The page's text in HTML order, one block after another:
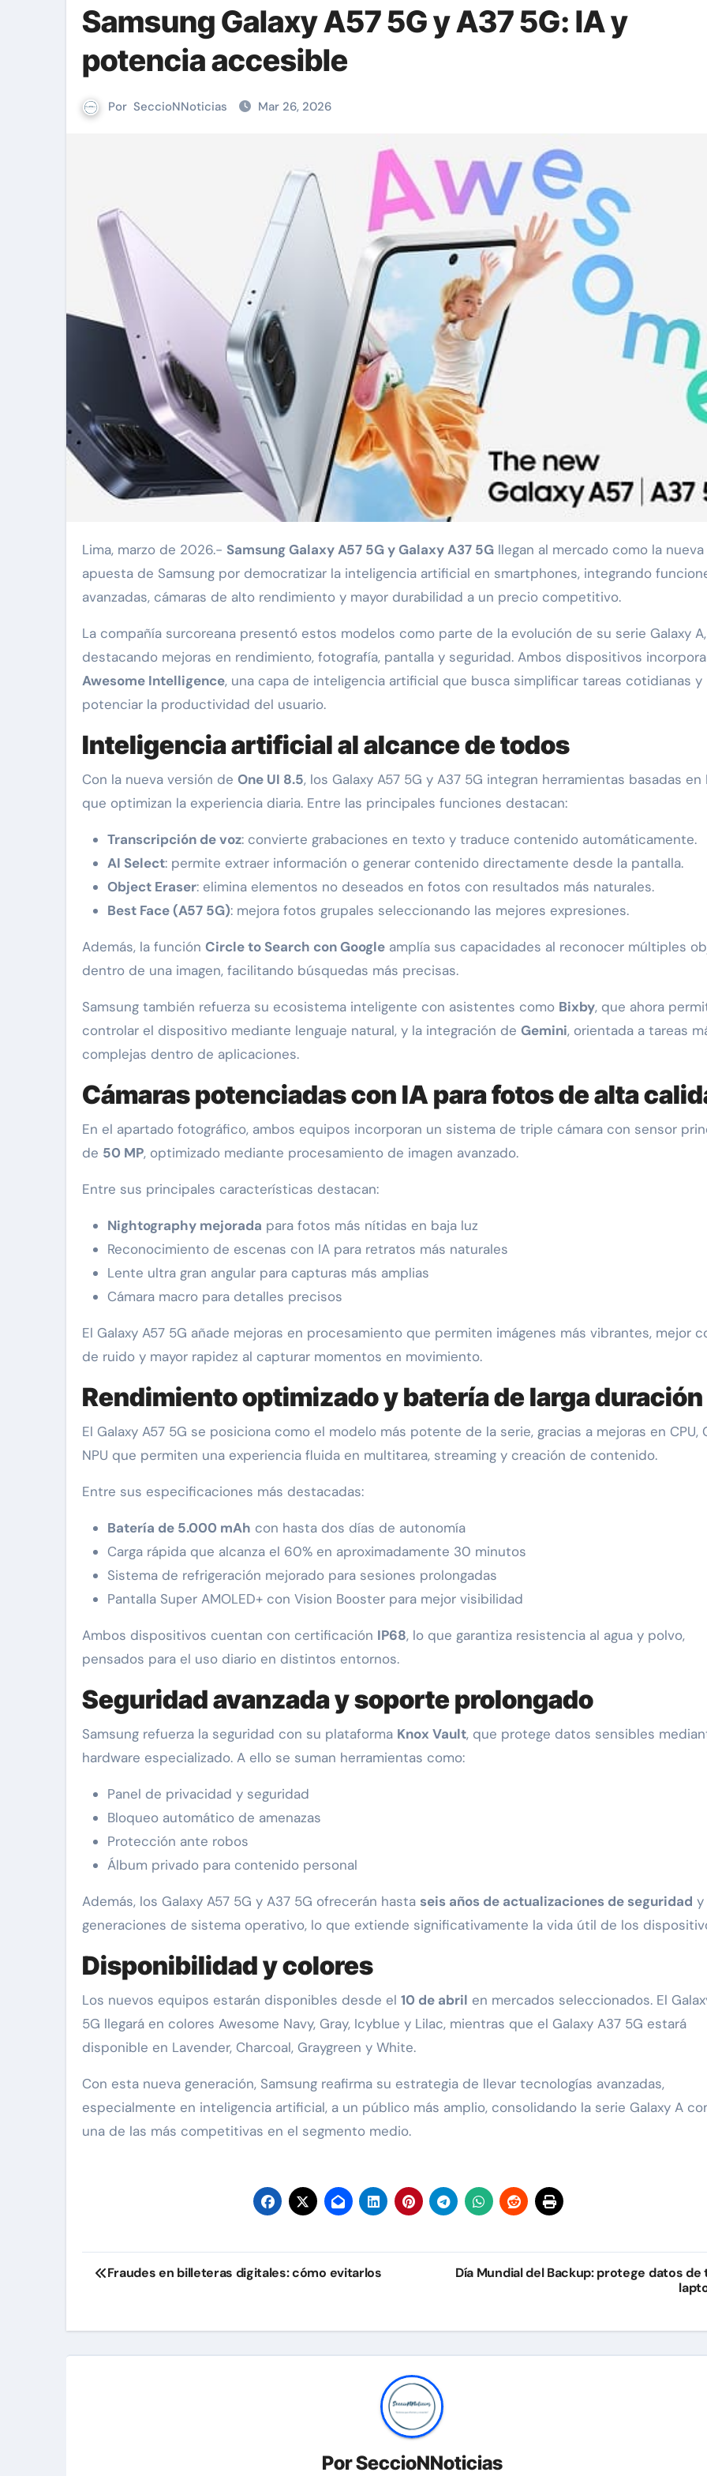
Samsung Galaxy A57 5G y A37 5G: IA y
potencia accesible
Por SeccioNNoticias Mar 26, 2026
Lima, marzo de 2026.- Samsung Galaxy A57 5G y Galaxy A37 5G llegan al mercado como la nueva
apuesta de Samsung por democratizar la inteligencia artificial en smartphones, integrando
avanzadas, cámaras de alto rendimiento y mayor durabilidad a un precio competitivo.
La compañía surcoreana presentó estos modelos como parte de la evolución de su serie Galaxy A,
destacando mejoras en rendimiento, fotografía, pantalla y seguridad. Ambos dispositivos
Awesome Intelligence, una capa de inteligencia artificial que busca simplificar tareas cotidianas y
potenciar la productividad del usuario.
Inteligencia artificial al alcance de todos
Con la nueva versión de One UI 8.5, los Galaxy A57 5G y A37 5G integran herramientas basadas en
que optimizan la experiencia diaria. Entre las principales funciones destacan:
Transcripción de voz: convierte grabaciones en texto y traduce contenido automáticamente.
AI Select: permite extraer información o generar contenido directamente desde la pantalla.
Object Eraser: elimina elementos no deseados en fotos con resultados más naturales.
Best Face (A57 5G): mejora fotos grupales seleccionando las mejores expresiones.
Además, la función Circle to Search con Google amplía sus capacidades al reconocer múltiples
dentro de una imagen, facilitando búsquedas más precisas.
Samsung también refuerza su ecosistema inteligente con asistentes como Bixby, que ahora
controlar el dispositivo mediante lenguaje natural, y la integración de Gemini, orientada a tareas
complejas dentro de aplicaciones.
Cámaras potenciadas con IA para fotos de alta
En el apartado fotográfico, ambos equipos incorporan un sistema de triple cámara con sensor
de 50 MP, optimizado mediante procesamiento de imagen avanzado.
Entre sus principales características destacan:
Nightography mejorada para fotos más nítidas en baja luz
Reconocimiento de escenas con IA para retratos más naturales
Lente ultra gran angular para capturas más amplias
Cámara macro para detalles precisos
El Galaxy A57 5G añade mejoras en procesamiento que permiten imágenes más vibrantes, mejor
de ruido y mayor rapidez al capturar momentos en movimiento.
Rendimiento optimizado y batería de larga duración
El Galaxy A57 5G se posiciona como el modelo más potente de la serie, gracias a mejoras en CPU,
NPU que permiten una experiencia fluida en multitarea, streaming y creación de contenido.
Entre sus especificaciones más destacadas:
Batería de 5.000 mAh con hasta dos días de autonomía
Carga rápida que alcanza el 60% en aproximadamente 30 minutos
Sistema de refrigeración mejorado para sesiones prolongadas
Pantalla Super AMOLED+ con Vision Booster para mejor visibilidad
Ambos dispositivos cuentan con certificación IP68, lo que garantiza resistencia al agua y polvo,
pensados para el uso diario en distintos entornos.
Seguridad avanzada y soporte prolongado
Samsung refuerza la seguridad con su plataforma Knox Vault, que protege datos sensibles
hardware especializado. A ello se suman herramientas como:
Panel de privacidad y seguridad
Bloqueo automático de amenazas
Protección ante robos
Álbum privado para contenido personal
Además, los Galaxy A57 5G y A37 5G ofrecerán hasta seis años de actualizaciones de seguridad y
generaciones de sistema operativo, lo que extiende significativamente la vida útil de los
Disponibilidad y colores
Los nuevos equipos estarán disponibles desde el 10 de abril en mercados seleccionados. El
5G llegará en colores Awesome Navy, Gray, Icyblue y Lilac, mientras que el Galaxy A37 5G estará
disponible en Lavender, Charcoal, Graygreen y White.
Con esta nueva generación, Samsung reafirma su estrategia de llevar tecnologías avanzadas,
especialmente en inteligencia artificial, a un público más amplio, consolidando la serie Galaxy A
una de las más competitivas en el segmento medio.
Navegación
entradas
Fraudes en billeteras digitales: cómo evitarlos
Día Mundial del Backup: protege datos de
PorSeccioNNoticias